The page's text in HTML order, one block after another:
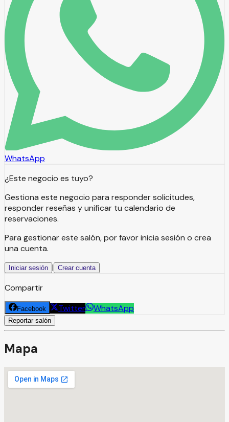
WhatsApp
¿Este negocio es tuyo?
Gestiona este negocio para responder solicitudes,
responder reseñas y unificar tu calendario de
reservaciones.
Para gestionar este salón, por favor inicia sesión o crea
una cuenta.
Iniciar sesión | Crear cuenta
Compartir
Facebook Twitter WhatsApp
Reportar salón
Mapa